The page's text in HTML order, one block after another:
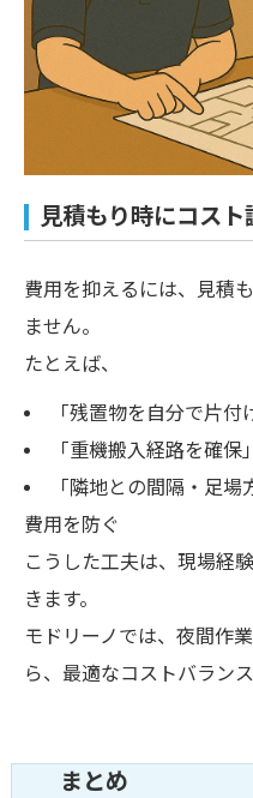
見積もり時にコス
費用を抑えるには、見積
ません。
たとえば、
「残置物を自分で片
「重機搬入経路を確
「隣地との間隔・足
費用を防ぐ
こうした工夫は、現場経
きます。
モドリーノでは、夜間作
ら、最適なコストバラン
まとめ